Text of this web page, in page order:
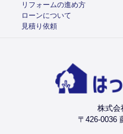
リフォームの進め方
ローンについて
見積り依頼
株式会
〒426-0036